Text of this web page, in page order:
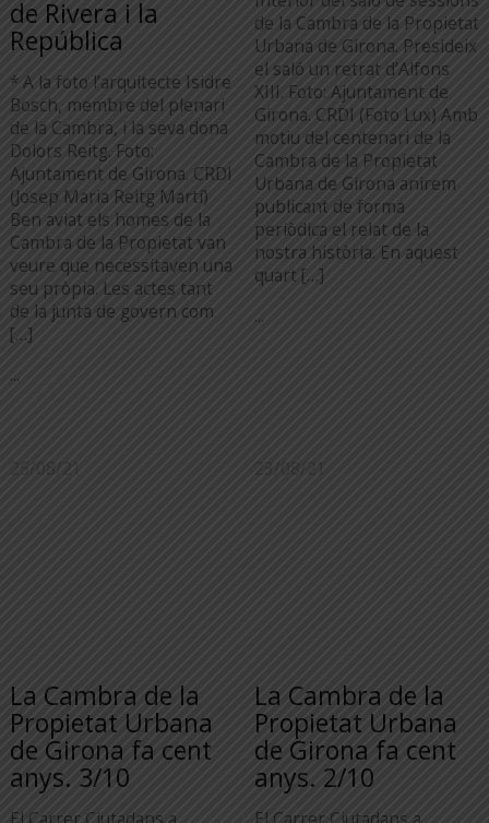
de Rivera i la
República
* A la foto l’arquitecte Isidre
Bosch, membre del plenari
de la Cambra, i la seva dona
Dolors Reitg. Foto:
Ajuntament de Girona. CRDI
(Josep Maria Reitg Martí)
Ben aviat els homes de la
Cambra de la Propietat van
veure que necessitaven una
seu pròpia. Les actes tant
de la junta de govern com
[…]
...
de la Cambra de la Propietat
Urbana de Girona. Presideix
el saló un retrat d’Alfons
XIII. Foto: Ajuntament de
Girona. CRDI (Foto Lux) Amb
motiu del centenari de la
Cambra de la Propietat
Urbana de Girona anirem
publicant de forma
periòdica el relat de la
nostra història. En aquest
quart […]
...
25/08/21
La Cambra de la
Propietat Urbana
de Girona fa cent
anys. 3/10
23/08/21
La Cambra de la
Propietat Urbana
de Girona fa cent
anys. 2/10